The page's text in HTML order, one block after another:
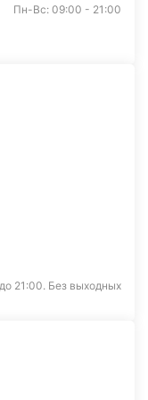
Пн-Вс: 09:00 - 21:00
21:00. Без выходных